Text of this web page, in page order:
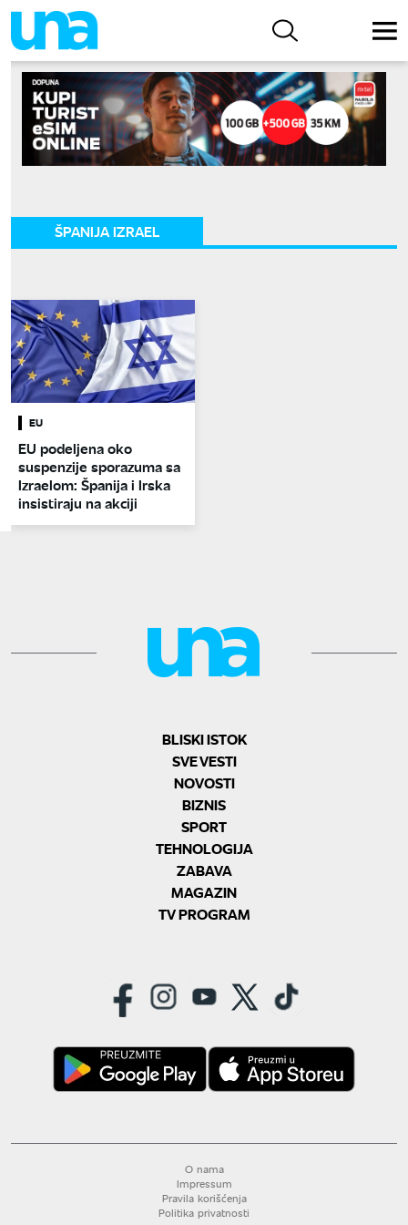
ŠPANIJA IZRAEL
EU
EU podeljena oko
suspenzije sporazuma sa
Izraelom: Španija i Irska
insistiraju na akciji
BLISKI ISTOK
SVE VESTI
NOVOSTI
BIZNIS
SPORT
TEHNOLOGIJA
ZABAVA
MAGAZIN
TV PROGRAM
O nama
Impressum
Pravila korišćenja
Politika privatnosti